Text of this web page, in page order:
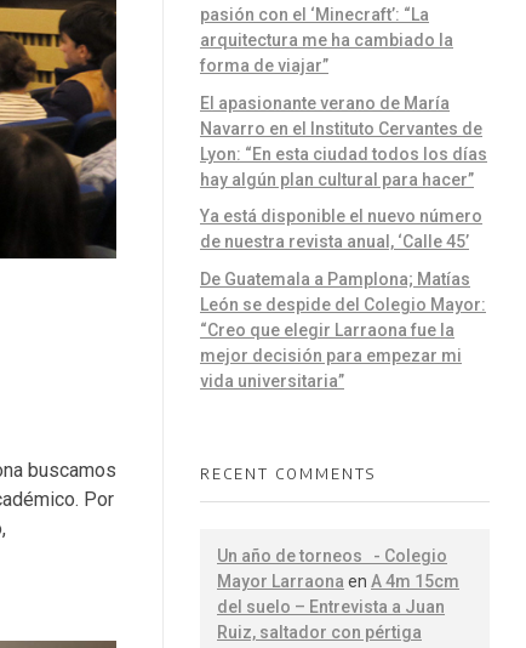
buscamos
Por
pasión con el ‘Minecraft’: “La
arquitectura me ha cambiado la
forma de viajar”
El apasionante verano de María
Navarro en el Instituto Cervantes de
Lyon: “En esta ciudad todos los días
hay algún plan cultural para hacer”
Ya está disponible el nuevo número
de nuestra revista anual, ‘Calle 45’
De Guatemala a Pamplona; Matías
León se despide del Colegio Mayor:
“Creo que elegir Larraona fue la
mejor decisión para empezar mi
vida universitaria”
RECENT COMMENTS
Un año de torneos - Colegio
Mayor Larraona en A 4m 15cm
del suelo – Entrevista a Juan
Ruiz, saltador con pértiga